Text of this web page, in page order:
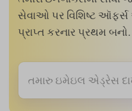
સેવાઓ પર વિશિષ્ટ
પ્રાપ્ત કરનાર પ્રથમ બનો.